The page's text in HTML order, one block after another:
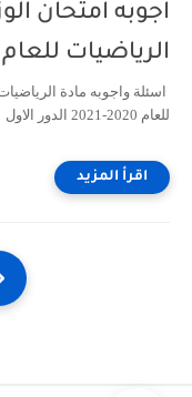
اجوبه امتحان
الرياضيات للعام 2020-2021 الدور الاول
اسئلة واجوبه مادة
للعام 2020-2021 الدور الاول اجوبه امتحان الوزاري للثالث متوسط من ...